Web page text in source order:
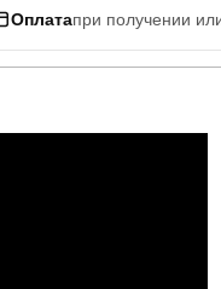
Оплатапри получении